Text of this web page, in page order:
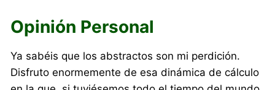
Opinión Personal
Ya sabéis que los abstractos son mi perdición.
Disfruto enormemente de esa dinámica de cálculo